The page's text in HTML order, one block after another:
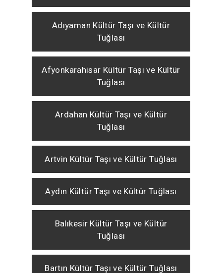
Adıyaman Kültür Taşı ve Kültür
Tuğlası
Afyonkarahisar Kültür Taşı ve Kültür
Tuğlası
Ardahan Kültür Taşı ve Kültür
Tuğlası
Artvin Kültür Taşı ve Kültür Tuğlası
Aydın Kültür Taşı ve Kültür Tuğlası
Balıkesir Kültür Taşı ve Kültür
Tuğlası
Bartın Kültür Taşı ve Kültür Tuğlası